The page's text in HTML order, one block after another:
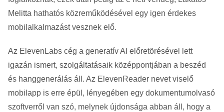
Melitta hathatós közreműködésével egy igen érdekes
mobilalkalmazást vesznek elő.
Az ElevenLabs cég a generatív AI előretörésével lett
igazán ismert, szolgáltatásaik középpontjában a beszéd
és hanggenerálás áll. Az ElevenReader nevet viselő
mobilapp is erre épül, lényegében egy dokumentumolvasó
szoftverről van szó, melynek újdonsága abban áll, hogy a